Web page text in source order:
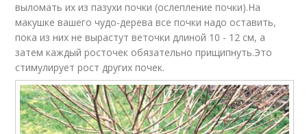
выломать их из пазухи почки (ослепление почки).На
макушке вашего чудо-дерева все почки надо оставить,
пока из них не вырастут веточки длиной 10 - 12 см, а
затем каждый росточек обязательно прищипнуть.Это
стимулирует рост других почек.